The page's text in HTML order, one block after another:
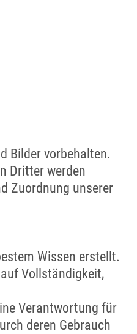
Bilder vorbehalten.
Dritter werden
Zuordnung unserer
Wissen erstellt.
Vollständigkeit,
Verantwortung für
deren Gebrauch